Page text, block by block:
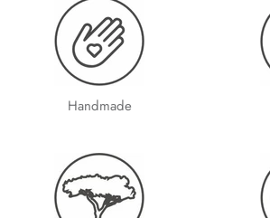
Handmade